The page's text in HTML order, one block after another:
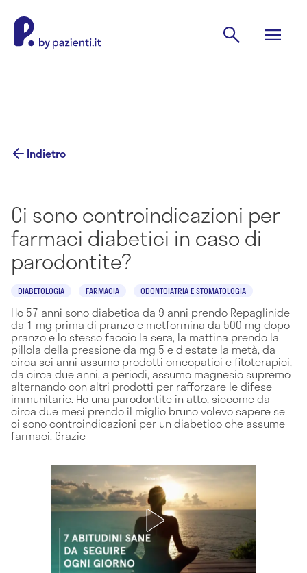
Indietro
Ci sono controindicazioni per
farmaci diabetici in caso di
parodontite?
DIABETOLOGIA FARMACIA ODONTOIATRIA E STOMATOLOGIA
Ho 57 anni sono diabetica da 9 anni prendo Repaglinide
da 1 mg prima di pranzo e metformina da 500 mg dopo
pranzo e lo stesso faccio la sera, la mattina prendo la
pillola della pressione da mg 5 e d'estate la metà, da
circa sei anni assumo prodotti omeopatici e fitoterapici,
da circa due anni, a periodi, assumo magnesio supremo
alternando con altri prodotti per rafforzare le difese
immunitarie. Ho una parodontite in atto, siccome da
circa due mesi prendo il miglio bruno volevo sapere se
ci sono controindicazioni per un diabetico che assume
farmaci. Grazie